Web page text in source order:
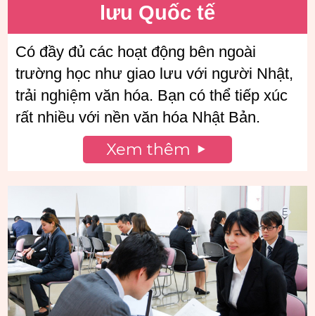
lưu Quốc tế
Có đầy đủ các hoạt động bên ngoài
trường học như giao lưu với người Nhật,
trải nghiệm văn hóa. Bạn có thể tiếp xúc
rất nhiều với nền văn hóa Nhật Bản.
Xem thêm